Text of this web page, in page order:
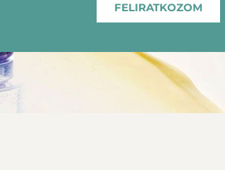
FELIRATKOZOM